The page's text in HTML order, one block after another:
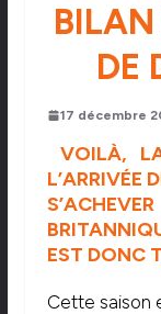
BILAN
DE
17 décembre
VOILÀ,
L’ARRIVÉE
EST DONC
Cette saison